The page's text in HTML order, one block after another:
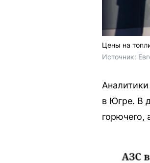
Цены на
Источник:
в Югре. В
горючего,